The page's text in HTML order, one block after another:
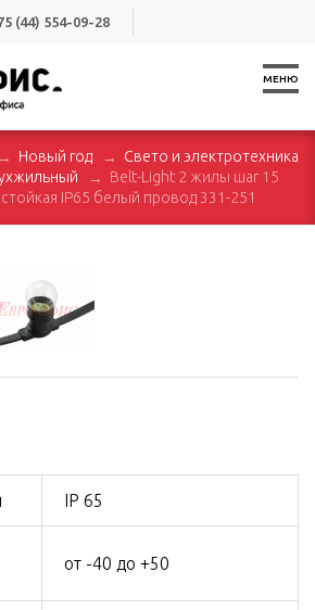
(44) 554-09-28
МЕНЮ
Новый год
Свето и электротехника
Belt-Light 2 жилы шаг 15
IP65 белый провод 331-251
IP 65
от -40 до +50